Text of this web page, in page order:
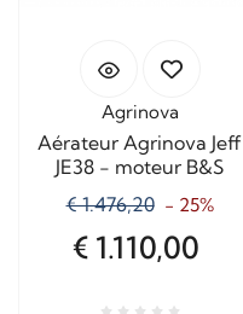
Agrinova
Aérateur Agrinova Jeff
JE38 - moteur B&S
€ 1.476,20 - 25%
€ 1.110,00